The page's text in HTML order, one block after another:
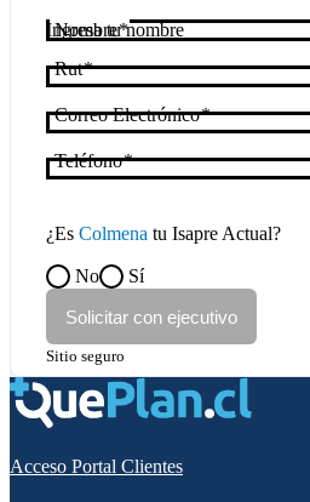
Nombre
Rut
Correo Electrónico
Teléfono
¿Es Colmena tu Isapre Actual?
No
Sí
Solicitar con ejecutivo
Sitio seguro
Acceso Portal Clientes